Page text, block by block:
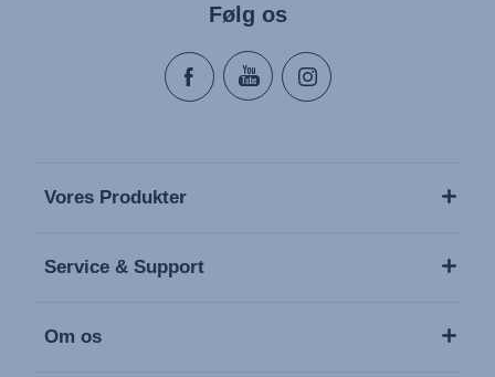
Instrucţiuni de utilizare (Limba română)
Uputstvo za korišcenje (Srpski)
Navodila za uporabo (Slovenščina)
Følg os
Vores Produkter
Service & Support
Om os